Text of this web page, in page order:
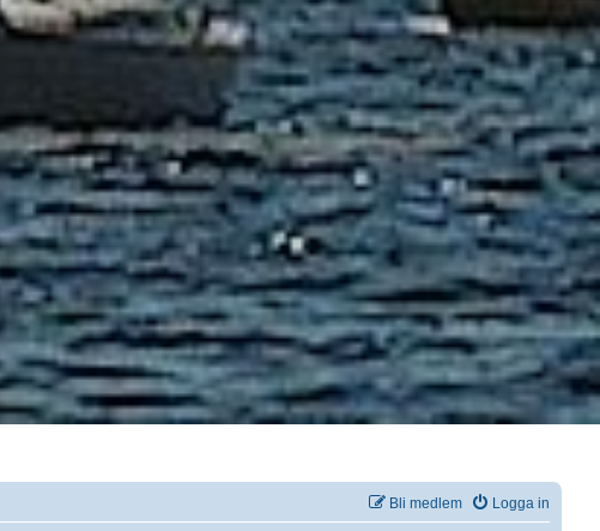
Logga in
Bli medlem